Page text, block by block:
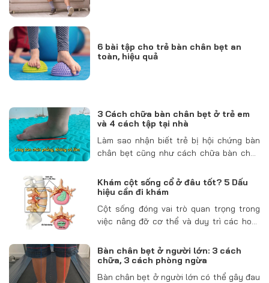
6 bài tập cho trẻ bàn chân bẹt an
toàn, hiệu quả
3 Cách chữa bàn chân bẹt ở trẻ em
và 4 cách tập tại nhà
Làm sao nhận biết trẻ bị hội chứng bàn
chân bẹt cũng như cách chữa bàn chân
mỗi phương pháp ra sao. Hãy cùng Tổ
hợp y tế…
Khám cột sống cổ ở đâu tốt? 5 Dấu
hiệu cần đi khám
Cột sống đóng vai trò quan trọng trong
việc nâng đỡ cơ thể và duy trì các hoạt
hiệu đau nhức, thoái hóa, viêm khớp, đau
thần kinh tọa hay…
Bàn chân bẹt ở người lớn: 3 cách
chữa, 3 cách phòng ngừa
Bàn chân bẹt ở người lớn có thể gây đau